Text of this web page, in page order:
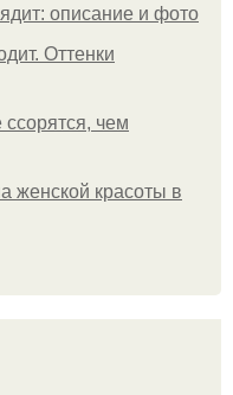
описание и фото
Оттенки
чем
женской красоты в